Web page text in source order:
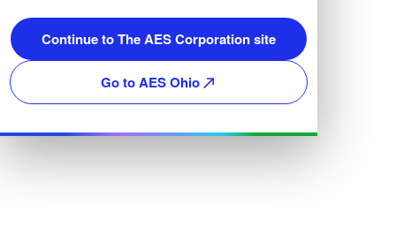
Continue to The AES Corporation site
Go to AES Ohio